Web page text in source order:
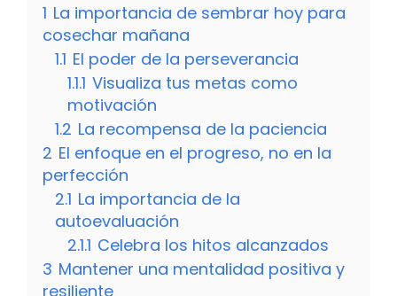
1 La importancia de sembrar hoy para
cosechar mañana
1.1 El poder de la perseverancia
1.1.1 Visualiza tus metas como
motivación
1.2 La recompensa de la paciencia
2 El enfoque en el progreso, no en la
perfección
2.1 La importancia de la
autoevaluación
2.1.1 Celebra los hitos alcanzados
3 Mantener una mentalidad positiva y
resiliente